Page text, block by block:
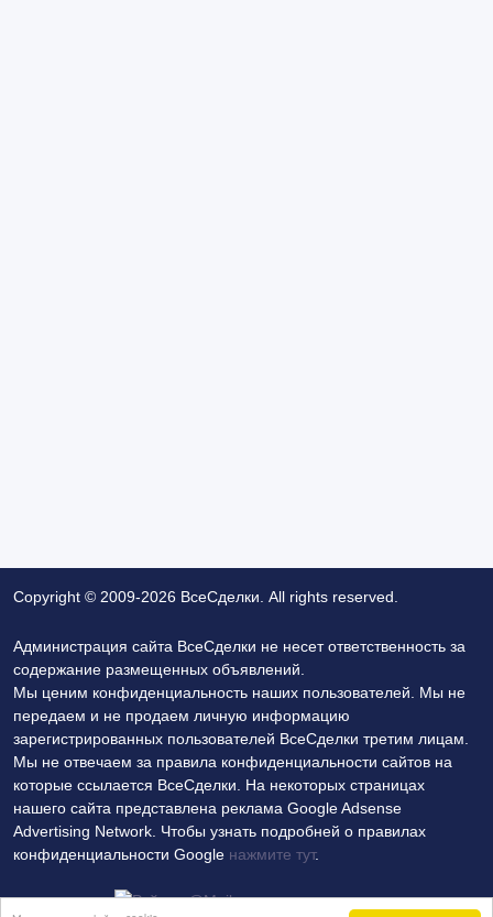
Copyright © 2009-2026 ВсеСделки. All rights reserved.
Администрация сайта ВсеСделки не несет ответственность за
содержание размещенных объявлений.
Мы ценим конфиденциальность наших пользователей. Мы не
передаем и не продаем личную информацию
зарегистрированных пользователей ВсеСделки третим лицам.
Мы не отвечаем за правила конфиденциальности сайтов на
которые ссылается ВсеСделки. На некоторых страницах
нашего сайта представлена реклама Google Adsense
Advertising Network. Чтобы узнать подробней о правилах
конфиденциальности Google нажмите тут.